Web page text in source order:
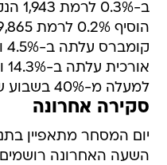
ב-
הוסיף 0.2% לרמת 9,865 הנקודות.
למעלה מ-40% בשבוע שעבר.
סקירה אחרונה
יום המסחר מתאפיין
השעה האחרונה רושמים